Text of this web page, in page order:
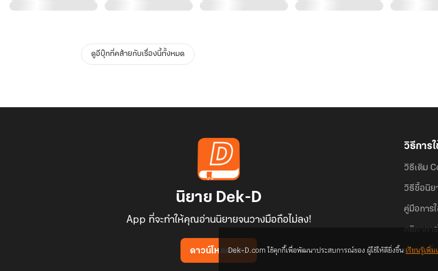
ดูอีบุ๊กที่คล้ายกับเรื่องนี้ทั้งหมด
นิยาย Dek-D
App ที่จะทำให้คุณอ่านนิยายจนวางมือถือไม่ลง!
ดาวน์โหลดแอป
วิธีการ
วิธีเติม
วิธีซื้อนิย
คู่มือการ
กติกากา
คำถามที่
Dek-D.com ใช้คุกกี้เพื่อพัฒนาประสบการณ์ของ ผู้ใช้ให้ดียิ่งขึ้นเรียนรู้เพิ่